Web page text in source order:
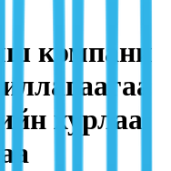
компани
хурлаа